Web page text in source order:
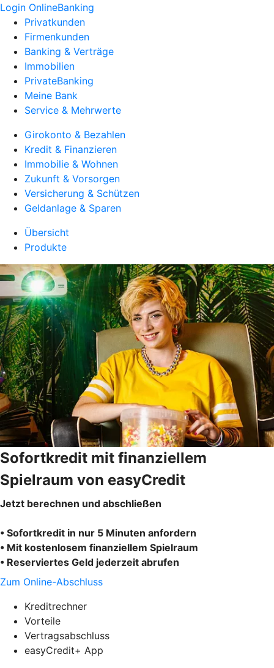
Login OnlineBanking
Privatkunden
Firmenkunden
Banking & Verträge
Immobilien
PrivateBanking
Meine Bank
Service & Mehrwerte
Girokonto & Bezahlen
Kredit & Finanzieren
Immobilie & Wohnen
Zukunft & Vorsorgen
Versicherung & Schützen
Geldanlage & Sparen
Übersicht
Produkte
Sofortkredit mit finanziellem
Spielraum von easyCredit
Jetzt berechnen und abschließen
• Sofortkredit in nur 5 Minuten anfordern
• Mit kostenlosem finanziellem Spielraum
• Reserviertes Geld jederzeit abrufen
Zum Online-Abschluss
Kreditrechner
Vorteile
Vertragsabschluss
easyCredit+ App